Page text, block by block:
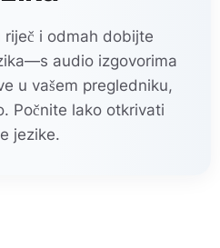
i odmah dobijte
audio izgovorima
u vašem pregledniku,
Počnite lako otkrivati
jezike.